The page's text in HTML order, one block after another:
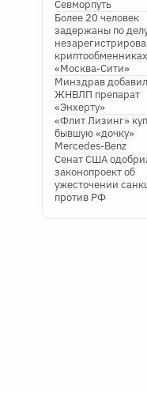
Севморпуть
Более 20 человек
задержаны по
«Москва-Сити»
Минздрав
ЖНВЛП препарат
«Энхерту»
«Флит Лизинг»
бывшую «дочку»
Mercedes-Benz
Сенат США
законопроект об
ужесточении
против РФ